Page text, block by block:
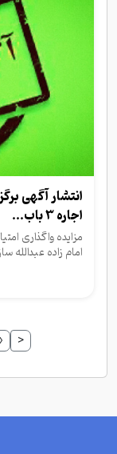
انتشار آگهی
اجاره 3 باب...
امام زاده عبدالله
<